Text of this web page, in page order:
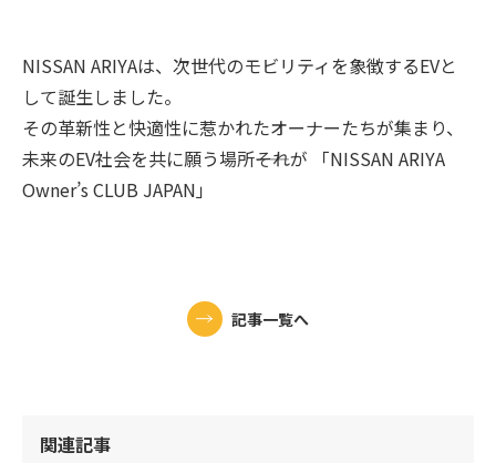
NISSAN ARIYAは、次世代のモビリティを象徴するEVと
して誕生しました。
その革新性と快適性に惹かれたオーナーたちが集まり、
未来のEV社会を共に願う場所――それが 「NISSAN ARIYA
Owner’s CLUB JAPAN」
記事一覧へ
関連記事